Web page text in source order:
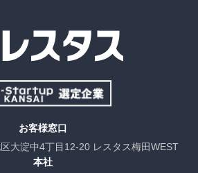
お客様窓口
大淀中4丁目12-20 レスタス梅田WEST
本社